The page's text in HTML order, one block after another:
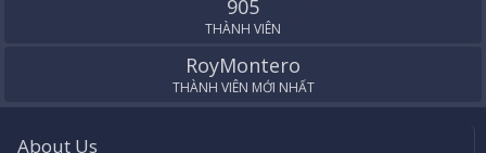
905
THÀNH VIÊN
RoyMontero
THÀNH VIÊN MỚI NHẤT
About Us